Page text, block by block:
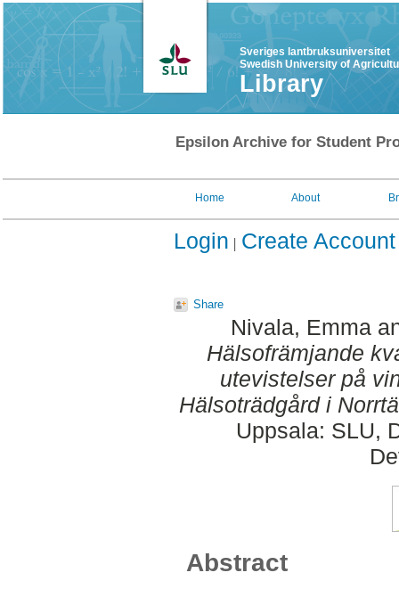
Sveriges lantbruksuniversitet
Swedish University of
Library
Epsilon Archive for Student
Home About
Login Create Account
Share
Nivala, Emma
Hälsofrämjande
utevistelser på
Hälsoträdgård i
Uppsala: SLU,
Abstract